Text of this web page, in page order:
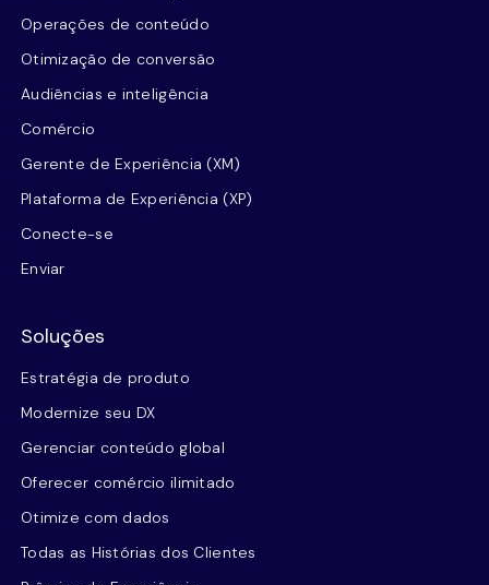
Operações de conteúdo
Otimização de conversão
Audiências e inteligência
Comércio
Gerente de Experiência (XM)
Plataforma de Experiência (XP)
Conecte-se
Enviar
Soluções
Estratégia de produto
Modernize seu DX
Gerenciar conteúdo global
Oferecer comércio ilimitado
Otimize com dados
Todas as Histórias dos Clientes